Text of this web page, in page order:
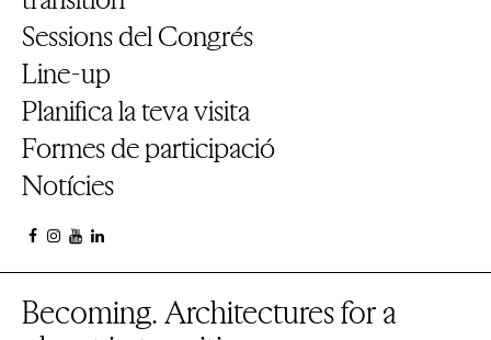
Sessions del Congrés
Line-up
Planifica la teva visita
Formes de participació
Notícies
Becoming. Architectures for a